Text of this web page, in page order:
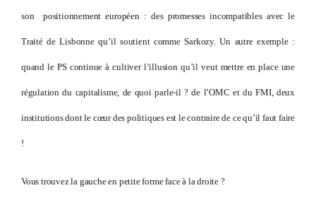
son positionnement européen : des promesses incompatibles avec le
Traité de Lisbonne qu’il soutient comme Sarkozy. Un autre exemple :
quand le PS continue à cultiver l’illusion qu’il veut mettre en place une
régulation du capitalisme, de quoi parle-il ? de l’OMC et du FMI, deux
institutions dont le cœur des politiques est le contraire de ce qu’il faut faire
!
Vous trouvez la gauche en petite forme face à la droite ?